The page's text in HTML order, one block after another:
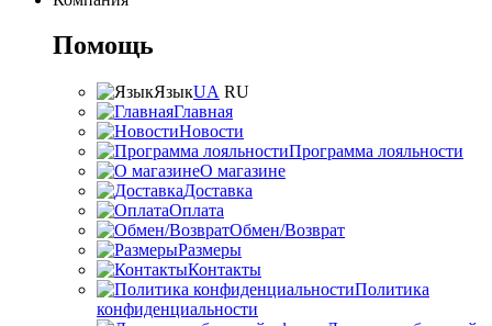
Помощь
ЯзыкUA RU
Главная
Новости
Программа лояльности
О магазине
Доставка
Оплата
Обмен/Возврат
Размеры
Контакты
Политика
конфиденциальности